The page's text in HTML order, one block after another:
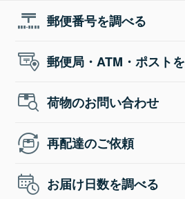
郵便番号を調べる
郵便局・ATM・ポスト
荷物のお問い合わせ
再配達のご依頼
お届け日数を調べる